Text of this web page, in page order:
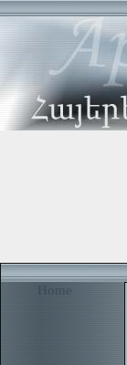
Home